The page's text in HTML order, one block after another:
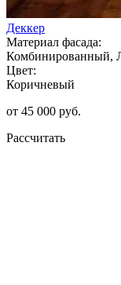
Деккер
Материал фасада:
Комбинированный,
Цвет:
Коричневый
от 45 000 руб.
Рассчитать